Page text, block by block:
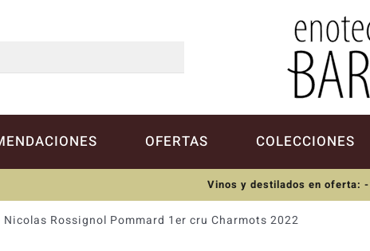
OFERTAS COLECCIONES
Vinos y destilados en oferta: -
Nicolas Rossignol Pommard 1er cru Charmots 2022